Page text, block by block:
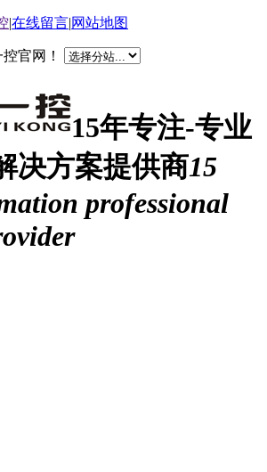
|在线留言|网站地图
官网！
15年专注-专业
决方案提供商15
professional